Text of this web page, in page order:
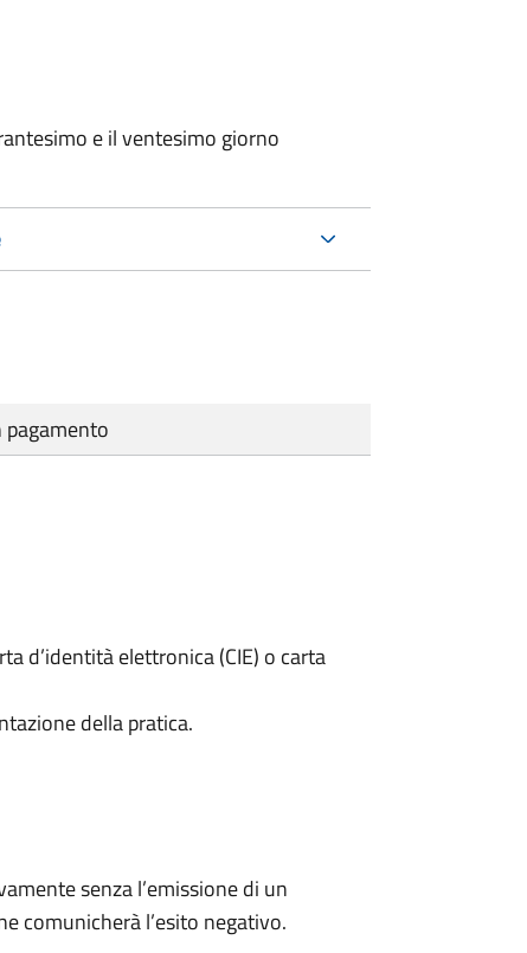
e il ventesimo giorno
pagamento
d’identità elettronica (CIE) o carta
della pratica.
senza l’emissione di un
comunicherà l’esito negativo.